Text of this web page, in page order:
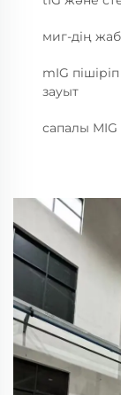
миг-дің
mIG
зауыт
сапалы MIG